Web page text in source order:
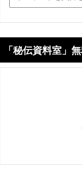
「秘伝資料室」